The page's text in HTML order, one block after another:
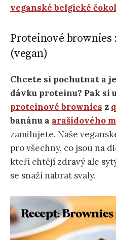
veganské belgické
Proteinové brownies
(vegan)
Chcete si pochutnat a
dávku proteinu? Pak si
proteinové brownies z
banánu a arašídového
zamilujete. Naše
pro všechny, co jsou na
kteří chtějí zdravý ale
se snaží nabrat svaly.